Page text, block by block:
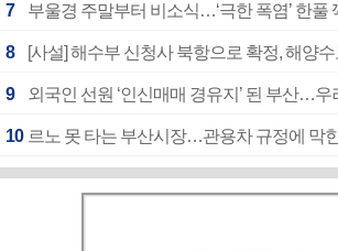
7 부울경 주말부터 비소식…‘극한 폭염’ 한풀
8 [사설] 해수부 신청사 북항으로 확정, 해양
9 외국인 선원 ‘인신매매 경유지’ 된 부산…우
10 르노 못 타는 부산시장…관용차 규정에 막